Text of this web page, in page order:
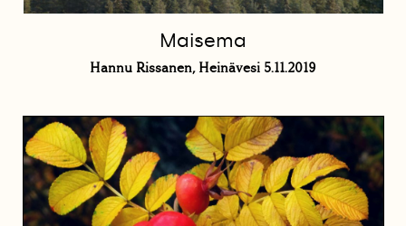
Maisema
Hannu Rissanen, Heinävesi 5.11.2019